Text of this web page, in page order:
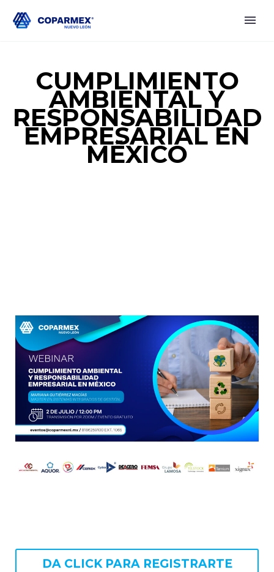
CUMPLIMIENTO
AMBIENTAL Y
RESPONSABILIDAD
EMPRESARIAL EN
MÉXICO
DA CLICK PARA REGISTRARTE